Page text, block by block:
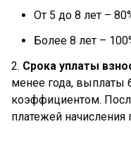
От 5 до 8 лет –
Более 8 лет –
2. Срока уплаты
менее года,
коэффициентом.
платежей